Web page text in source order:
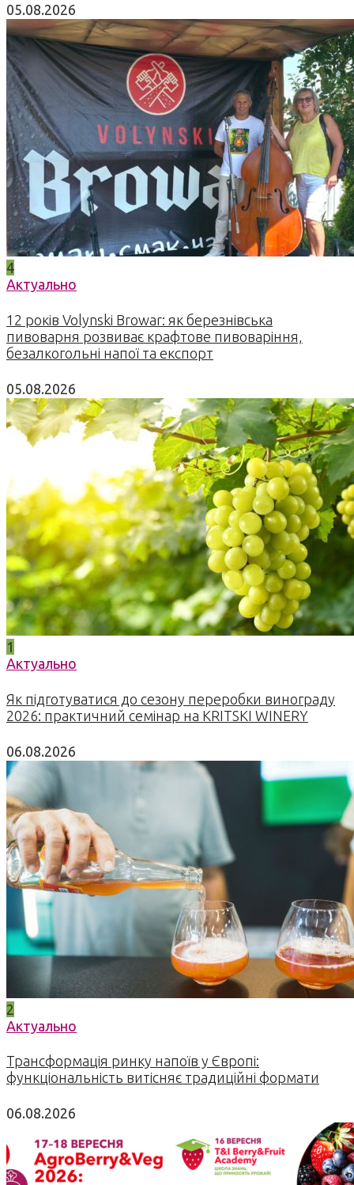
05.08.2026
4
Актуально
12 років Volynski Browar: як березнівська
пивоварня розвиває крафтове пивоваріння,
безалкогольні напої та експорт
05.08.2026
1
Актуально
Як підготуватися до сезону переробки винограду
2026: практичний семінар на KRITSKI WINERY
06.08.2026
2
Актуально
Трансформація ринку напоїв у Європі:
функціональність витісняє традиційні формати
06.08.2026